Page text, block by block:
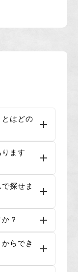
とはどの
ます
探せま
？
らでき